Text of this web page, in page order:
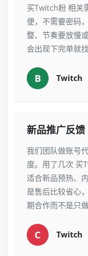
买Twitch粉 相关
便，不需要密码
整、节奏要放慢
会出现下完单就
B Twitch
新品推广反馈
我们团队做账号
度。用了几次 买
适合新品预热、
是售后比较省心
期合作而不是只做
C Twitch